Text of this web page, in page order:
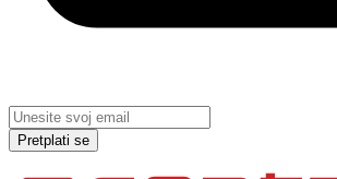
Pretplati se